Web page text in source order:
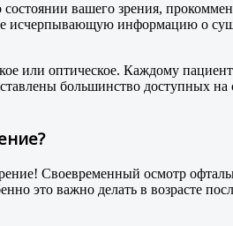
вашего зрения,
исчерпывающую информацию о
или оптическое. Каждому
большинство доступных
Своевременный осмотр
это важно делать в возрасте